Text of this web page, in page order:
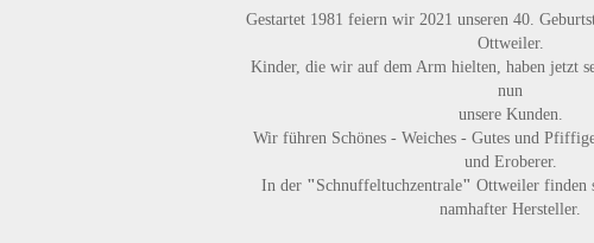
Gestartet 1981 feiern wir 2021 unseren 40.
Ottweiler.
Kinder, die wir auf dem Arm hielten, haben jetzt
nun
unsere Kunden.
Wir führen Schönes - Weiches - Gutes und
und Eroberer.
In der " Schnuffeltuchzentrale" Ottweiler finden
namhafter Hersteller.